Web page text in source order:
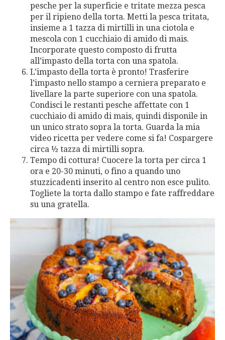
pesche per la superficie e tritate mezza pesca
per il ripieno della torta. Metti la pesca tritata,
insieme a 1 tazza di mirtilli in una ciotola e
mescola con 1 cucchiaio di amido di mais.
Incorporate questo composto di frutta
all’impasto della torta con una spatola.
L’impasto della torta è pronto! Trasferire
l’impasto nello stampo a cerniera preparato e
livellare la parte superiore con una spatola.
Condisci le restanti pesche affettate con 1
cucchiaio di amido di mais, quindi disponile in
un unico strato sopra la torta. Guarda la mia
video ricetta per vedere come si fa! Cospargere
circa ½ tazza di mirtilli sopra.
Tempo di cottura! Cuocere la torta per circa 1
ora e 20-30 minuti, o fino a quando uno
stuzzicadenti inserito al centro non esce pulito.
Togliete la torta dallo stampo e fate raffreddare
su una gratella.